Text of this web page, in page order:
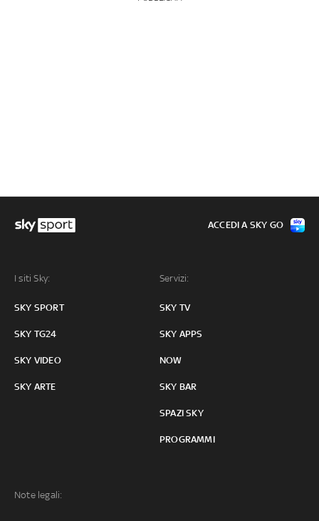
I siti Sky:
SKY SPORT
SKY TG24
SKY VIDEO
SKY ARTE
Servizi:
SKY TV
SKY APPS
NOW
SKY BAR
SPAZI SKY
PROGRAMMI
Note legali:
ACCEDI A SKY GO